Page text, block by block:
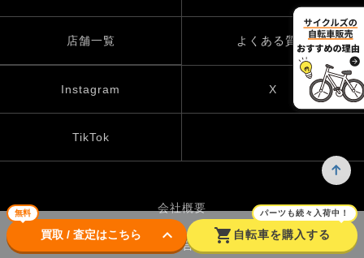
無料
買取 / 査定はこちら keyboard_arrow_down shopping_cart
パーツも続々入荷中！
自転車を購入する
店舗一覧 よくある質問
Instagram X
TikTok
会社概要
お問い合わせ